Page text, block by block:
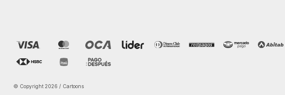
© Copyright 2026 / Cartoons